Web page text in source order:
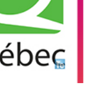
la grande
des BMX.